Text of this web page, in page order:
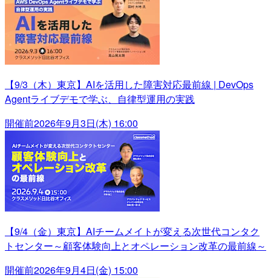
【9/3（木）東京】AIを活用した障害対応最前線 | DevOps
Agentライブデモで学ぶ、自律型運用の実践
開催前2026年9月3日(木) 16:00
【9/4（金）東京】AIチームメイトが変える次世代コンタク
トセンター～顧客体験向上とオペレーション改革の最前線～
開催前2026年9月4日(金) 15:00